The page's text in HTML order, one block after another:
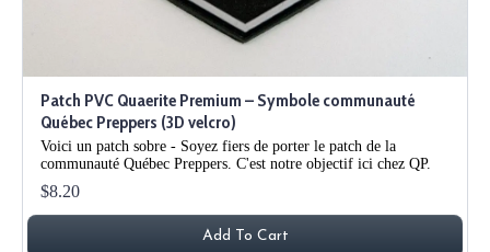
Patch PVC Quaerite Premium – Symbole communauté
Québec Preppers (3D velcro)
Voici un patch sobre - Soyez fiers de porter le patch de la
communauté Québec Preppers. C'est notre objectif ici chez QP.
$8.20
Add To Cart